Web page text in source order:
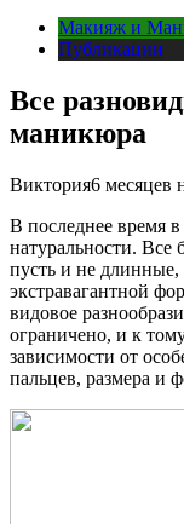
Макияж и
Публикации
Все
маникюра
Виктория6 месяцев
В последнее время
натуральности. Все
пусть и не
экстравагантной
видовое
ограничено, и к
зависимости от
пальцев, размера и